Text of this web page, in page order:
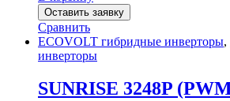
Оставить заявку
Сравнить
ECOVOLT гибридные инверторы,
инверторы
SUNRISE 3248P